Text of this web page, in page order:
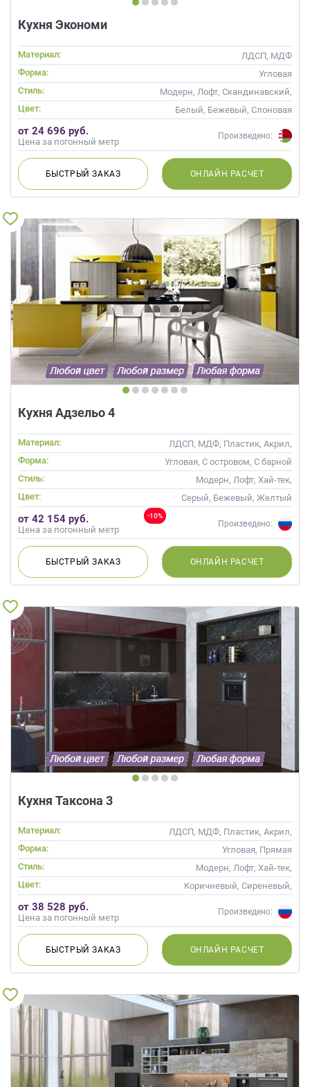
Кухня Экономи
Материал:
ЛДСП, МДФ
Форма:
Угловая
Стиль:
Модерн, Лофт, Скандинавский,
Современные
Цвет:
Белый, Бежевый, Слоновая
кость, Кремовый, Коричневый,
Белый верх темный низ
от 24 696 руб.
Цена за погонный метр
Произведено:
БЫСТРЫЙЗАКАЗ ОНЛАЙН РАСЧЕТ
Кухня Адзельо 4
Материал:
ЛДСП, МДФ, Пластик, Акрил,
Alvic / УФ лак, Эмаль, Шпон,
Глянцевые
Форма:
Угловая, С островом, С барной
стойкой
Стиль:
Модерн, Лофт, Хай-тек,
Современные
Цвет: Серый, Бежевый, Желтый
-10%
от 42 154 руб.
Цена за погонный метр
Произведено:
БЫСТРЫЙЗАКАЗ ОНЛАЙН РАСЧЕТ
Кухня Таксона 3
Материал:
ЛДСП, МДФ, Пластик, Акрил,
Alvic / УФ лак, Глянцевые
Форма:
Угловая, Прямая
Стиль:
Модерн, Лофт, Хай-тек,
Современные
Цвет:
Коричневый, Сиреневый,
Фиолетовый
от 38 528 руб.
Цена за погонный метр
Произведено:
БЫСТРЫЙЗАКАЗ ОНЛАЙН РАСЧЕТ